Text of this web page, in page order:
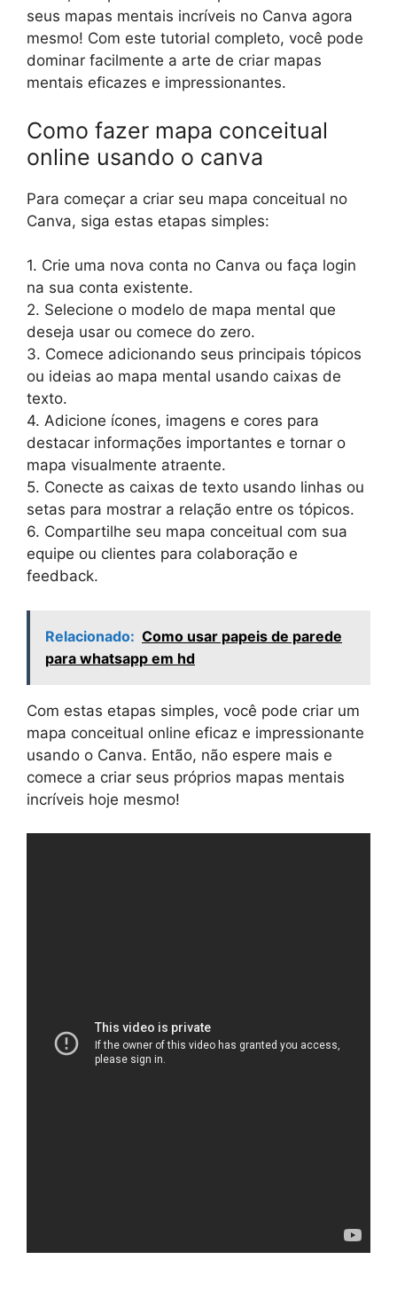
seus mapas mentais incríveis no Canva agora
mesmo! Com este tutorial completo, você pode
dominar facilmente a arte de criar mapas
mentais eficazes e impressionantes.
Como fazer mapa conceitual
online usando o canva
Para começar a criar seu mapa conceitual no
Canva, siga estas etapas simples:
1. Crie uma nova conta no Canva ou faça login
na sua conta existente.
2. Selecione o modelo de mapa mental que
deseja usar ou comece do zero.
3. Comece adicionando seus principais tópicos
ou ideias ao mapa mental usando caixas de
texto.
4. Adicione ícones, imagens e cores para
destacar informações importantes e tornar o
mapa visualmente atraente.
5. Conecte as caixas de texto usando linhas ou
setas para mostrar a relação entre os tópicos.
6. Compartilhe seu mapa conceitual com sua
equipe ou clientes para colaboração e
feedback.
Relacionado: Como usar papeis de parede
para whatsapp em hd
Com estas etapas simples, você pode criar um
mapa conceitual online eficaz e impressionante
usando o Canva. Então, não espere mais e
comece a criar seus próprios mapas mentais
incríveis hoje mesmo!